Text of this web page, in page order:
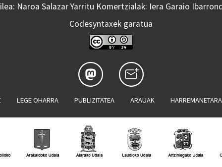
Naroa Salazar Yarritu Komertzialak: Iera Garaio
Codesyntaxek garatua
LEGE OHARRA PUBLIZITATEA ARAUAK